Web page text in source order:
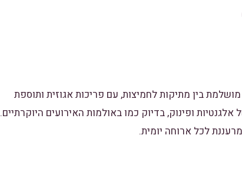
בין מתיקות לחמיצות, עם פריכות אגוזית ותוספת
ופינוק, בדיוק כמו באולמות האירועים היוקרתיים.
לכל ארוחה יומית.